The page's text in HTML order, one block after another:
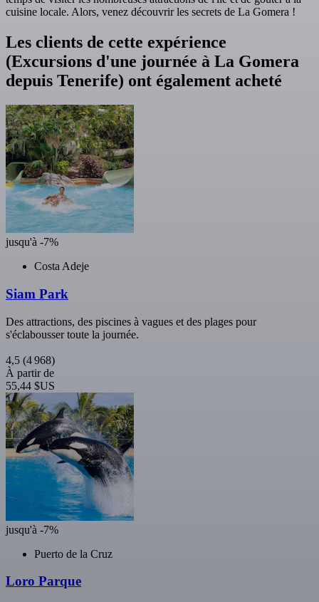
cuisine locale. Alors, venez découvrir les secrets de La Gomera !
Les clients de cette expérience
(Excursions d'une journée à La Gomera
depuis Tenerife) ont également acheté
jusqu'à -7%
Costa Adeje
Siam Park
Des attractions, des piscines à vagues et des plages pour
s'éclabousser toute la journée.
4,5 (4 968)
À partir de
55,44 $US
jusqu'à -7%
Puerto de la Cruz
Loro Parque